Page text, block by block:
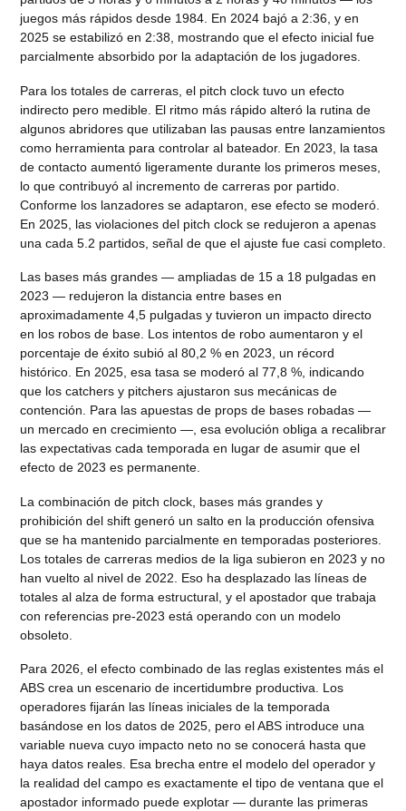
juegos más rápidos desde 1984. En 2024 bajó a 2:36, y en
2025 se estabilizó en 2:38, mostrando que el efecto inicial fue
parcialmente absorbido por la adaptación de los jugadores.
Para los totales de carreras, el pitch clock tuvo un efecto
indirecto pero medible. El ritmo más rápido alteró la rutina de
algunos abridores que utilizaban las pausas entre lanzamientos
como herramienta para controlar al bateador. En 2023, la tasa
de contacto aumentó ligeramente durante los primeros meses,
lo que contribuyó al incremento de carreras por partido.
Conforme los lanzadores se adaptaron, ese efecto se moderó.
En 2025, las violaciones del pitch clock se redujeron a apenas
una cada 5.2 partidos, señal de que el ajuste fue casi completo.
Las bases más grandes — ampliadas de 15 a 18 pulgadas en
2023 — redujeron la distancia entre bases en
aproximadamente 4,5 pulgadas y tuvieron un impacto directo
en los robos de base. Los intentos de robo aumentaron y el
porcentaje de éxito subió al 80,2 % en 2023, un récord
histórico. En 2025, esa tasa se moderó al 77,8 %, indicando
que los catchers y pitchers ajustaron sus mecánicas de
contención. Para las apuestas de props de bases robadas —
un mercado en crecimiento —, esa evolución obliga a recalibrar
las expectativas cada temporada en lugar de asumir que el
efecto de 2023 es permanente.
La combinación de pitch clock, bases más grandes y
prohibición del shift generó un salto en la producción ofensiva
que se ha mantenido parcialmente en temporadas posteriores.
Los totales de carreras medios de la liga subieron en 2023 y no
han vuelto al nivel de 2022. Eso ha desplazado las líneas de
totales al alza de forma estructural, y el apostador que trabaja
con referencias pre-2023 está operando con un modelo
obsoleto.
Para 2026, el efecto combinado de las reglas existentes más el
ABS crea un escenario de incertidumbre productiva. Los
operadores fijarán las líneas iniciales de la temporada
basándose en los datos de 2025, pero el ABS introduce una
variable nueva cuyo impacto neto no se conocerá hasta que
haya datos reales. Esa brecha entre el modelo del operador y
la realidad del campo es exactamente el tipo de ventana que el
apostador informado puede explotar — durante las primeras